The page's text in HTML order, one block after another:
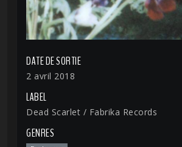
DATE DE SORTIE
2 avril 2018
LABEL
Dead Scarlet / Fabrika Records
GENRES